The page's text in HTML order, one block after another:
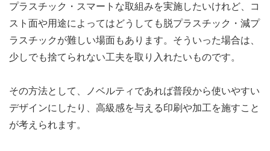
プラスチック・スマートな取組みを実施したいけれど、コ
スト面や用途によってはどうしても脱プラスチック・減プ
ラスチックが難しい場面もあります。そういった場合は、
少しでも捨てられない工夫を取り入れたいものです。
その方法として、ノベルティであれば普段から使いやすい
デザインにしたり、高級感を与える印刷や加工を施すこと
が考えられます。